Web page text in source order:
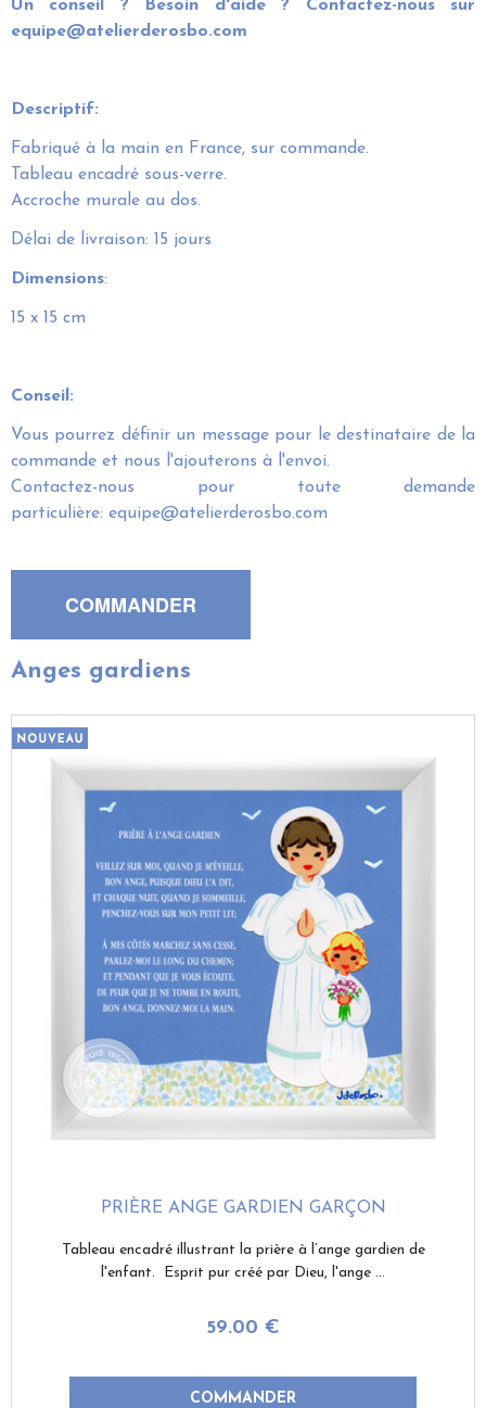
Un conseil ? Besoin d'aide ? Contactez-nous sur
equipe@atelierderosbo.com
Descriptif:
Fabriqué à la main en France, sur commande.
Tableau encadré sous-verre.
Accroche murale au dos.
Délai de livraison: 15 jours
Dimensions:
15 x 15 cm
Conseil:
Vous pourrez définir un message pour le destinataire de la
commande et nous l'ajouterons à l'envoi.
Contactez-nous pour toute demande
particulière: equipe@atelierderosbo.com
Anges gardiens
PRIÈRE ANGE GARDIEN GARÇON
59.00 €
Tableau encadré illustrant la prière à l’ange gardien de
l'enfant. Esprit pur créé par Dieu, l'ange ...